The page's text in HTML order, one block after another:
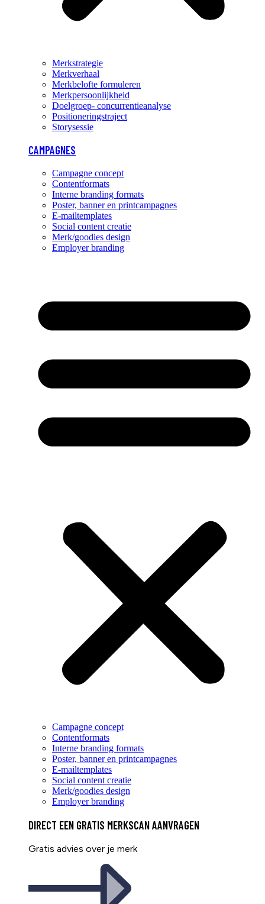
Merkstrategie
Merkverhaal
Merkbelofte formuleren
Merkpersoonlijkheid
Doelgroep- concurrentieanalyse
Positioneringstraject
Storysessie
CAMPAGNES
Campagne concept
Contentformats
Interne branding formats
Poster, banner en printcampagnes
E-mailtemplates
Social content creatie
Merk/goodies design
Employer branding
Campagne concept
Contentformats
Interne branding formats
Poster, banner en printcampagnes
E-mailtemplates
Social content creatie
Merk/goodies design
Employer branding
DIRECT EEN GRATIS MERKSCAN AANVRAGEN
Gratis advies over je merk